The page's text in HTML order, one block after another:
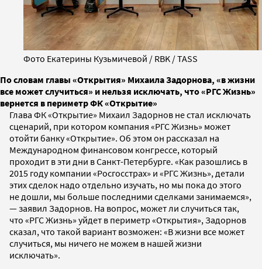
Фото Екатерины Кузьмичевой / RBK / TASS
По словам главы «Открытия» Михаила Задорнова, «в жизни
все может случиться» и нельзя исключать, что «РГС Жизнь»
вернется в периметр ФК «Открытие»
Глава ФК «Открытие» Михаил Задорнов не стал исключать
сценарий, при котором компания «РГС Жизнь» может
отойти банку «Открытие». Об этом он рассказал на
Международном финансовом конгрессе, который
проходит в эти дни в Санкт-Петербурге. «Как разошлись в
2015 году компании «Росгосстрах» и «РГС Жизнь», детали
этих сделок надо отдельно изучать, но мы пока до этого
не дошли, мы больше последними сделками занимаемся»,
— заявил Задорнов. На вопрос, может ли случиться так,
что «РГС Жизнь» уйдет в периметр «Открытия», Задорнов
сказал, что такой вариант возможен: «В жизни все может
случиться, мы ничего не можем в нашей жизни
исключать».